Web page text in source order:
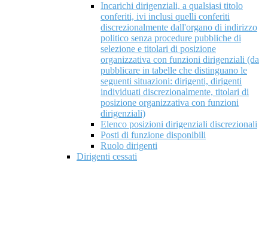
Incarichi dirigenziali, a qualsiasi titolo
conferiti, ivi inclusi quelli conferiti
discrezionalmente dall'organo di indirizzo
politico senza procedure pubbliche di
selezione e titolari di posizione
organizzativa con funzioni dirigenziali (da
pubblicare in tabelle che distinguano le
seguenti situazioni: dirigenti, dirigenti
individuati discrezionalmente, titolari di
posizione organizzativa con funzioni
dirigenziali)
Elenco posizioni dirigenziali discrezionali
Posti di funzione disponibili
Ruolo dirigenti
Dirigenti cessati